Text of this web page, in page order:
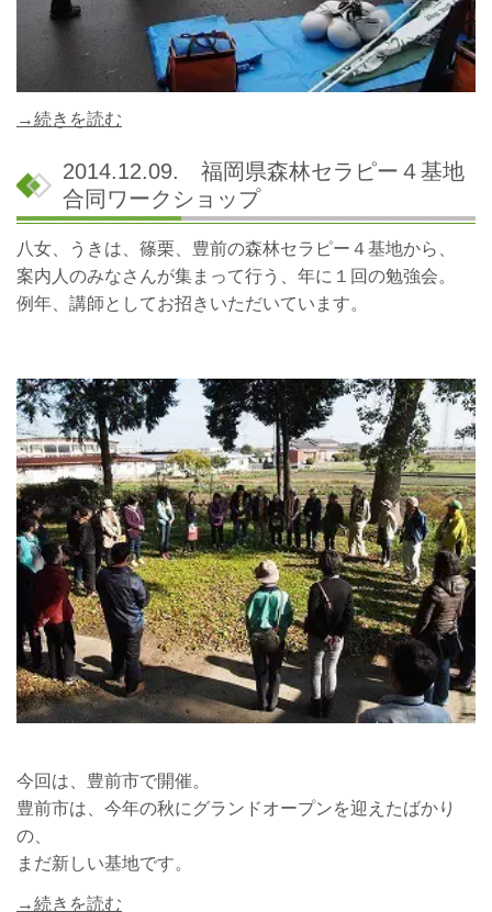
→続きを読む
2014.12.09. 福岡県森林セラピー４基地
合同ワークショップ
八女、うきは、篠栗、豊前の森林セラピー４基地から、
案内人のみなさんが集まって行う、年に１回の勉強会。
例年、講師としてお招きいただいています。
今回は、豊前市で開催。
豊前市は、今年の秋にグランドオープンを迎えたばかり
の、
まだ新しい基地です。
→続きを読む